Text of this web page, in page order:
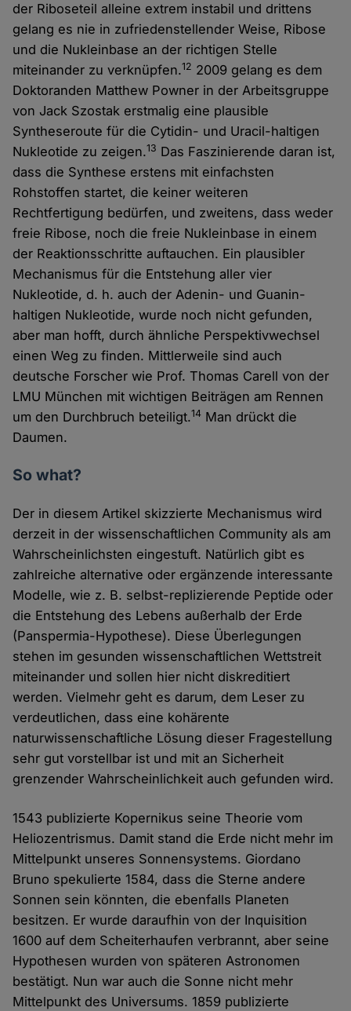
der Riboseteil alleine extrem instabil und drittens
gelang es nie in zufriedenstellender Weise, Ribose
und die Nukleinbase an der richtigen Stelle
miteinander zu verknüpfen.12 2009 gelang es dem
Doktoranden Matthew Powner in der Arbeitsgruppe
von Jack Szostak erstmalig eine plausible
Syntheseroute für die Cytidin- und Uracil-haltigen
Nukleotide zu zeigen.13 Das Faszinierende daran ist,
dass die Synthese erstens mit einfachsten
Rohstoffen startet, die keiner weiteren
Rechtfertigung bedürfen, und zweitens, dass weder
freie Ribose, noch die freie Nukleinbase in einem
der Reaktionsschritte auftauchen. Ein plausibler
Mechanismus für die Entstehung aller vier
Nukleotide, d. h. auch der Adenin- und Guanin-
haltigen Nukleotide, wurde noch nicht gefunden,
aber man hofft, durch ähnliche Perspektivwechsel
einen Weg zu finden. Mittlerweile sind auch
deutsche Forscher wie Prof. Thomas Carell von der
LMU München mit wichtigen Beiträgen am Rennen
um den Durchbruch beteiligt.14 Man drückt die
Daumen.
So what?
Der in diesem Artikel skizzierte Mechanismus wird
derzeit in der wissenschaftlichen Community als am
Wahrscheinlichsten eingestuft. Natürlich gibt es
zahlreiche alternative oder ergänzende interessante
Modelle, wie z. B. selbst-replizierende Peptide oder
die Entstehung des Lebens außerhalb der Erde
(Panspermia-Hypothese). Diese Überlegungen
stehen im gesunden wissenschaftlichen Wettstreit
miteinander und sollen hier nicht diskreditiert
werden. Vielmehr geht es darum, dem Leser zu
verdeutlichen, dass eine kohärente
naturwissenschaftliche Lösung dieser Fragestellung
sehr gut vorstellbar ist und mit an Sicherheit
grenzender Wahrscheinlichkeit auch gefunden wird.
1543 publizierte Kopernikus seine Theorie vom
Heliozentrismus. Damit stand die Erde nicht mehr im
Mittelpunkt unseres Sonnensystems. Giordano
Bruno spekulierte 1584, dass die Sterne andere
Sonnen sein könnten, die ebenfalls Planeten
besitzen. Er wurde daraufhin von der Inquisition
1600 auf dem Scheiterhaufen verbrannt, aber seine
Hypothesen wurden von späteren Astronomen
bestätigt. Nun war auch die Sonne nicht mehr
Mittelpunkt des Universums. 1859 publizierte